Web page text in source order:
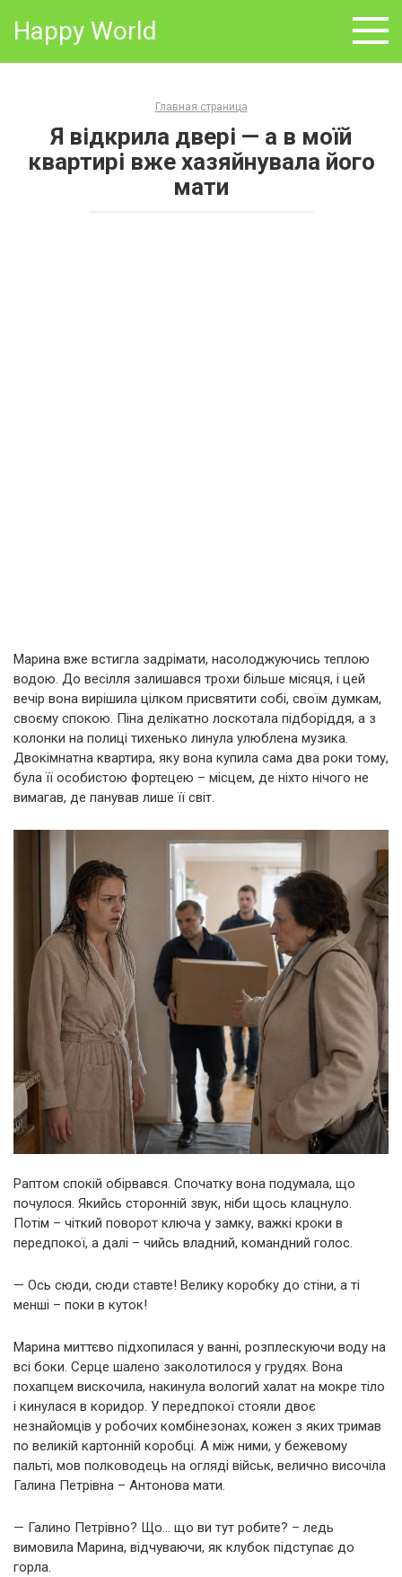
Happy World
Главная страница
Я відкрила двері — а в моїй
квартирі вже хазяйнувала його
мати
Марина вже встигла задрімати, насолоджуючись теплою
водою. До весілля залишався трохи більше місяця, і цей
вечір вона вирішила цілком присвятити собі, своїм думкам,
своєму спокою. Піна делікатно лоскотала підборіддя, а з
колонки на полиці тихенько линула улюблена музика.
Двокімнатна квартира, яку вона купила сама два роки тому,
була її особистою фортецею – місцем, де ніхто нічого не
вимагав, де панував лише її світ.
Раптом спокій обірвався. Спочатку вона подумала, що
почулося. Якийсь сторонній звук, ніби щось клацнуло.
Потім – чіткий поворот ключа у замку, важкі кроки в
передпокої, а далі – чийсь владний, командний голос.
— Ось сюди, сюди ставте! Велику коробку до стіни, а ті
менші – поки в куток!
Марина миттєво підхопилася у ванні, розплескуючи воду на
всі боки. Серце шалено заколотилося у грудях. Вона
похапцем вискочила, накинула вологий халат на мокре тіло
і кинулася в коридор. У передпокої стояли двоє
незнайомців у робочих комбінезонах, кожен з яких тримав
по великій картонній коробці. А між ними, у бежевому
пальті, мов полководець на огляді військ, велично височіла
Галина Петрівна – Антонова мати.
— Галино Петрівно? Що… що ви тут робите? – ледь
вимовила Марина, відчуваючи, як клубок підступає до
горла.